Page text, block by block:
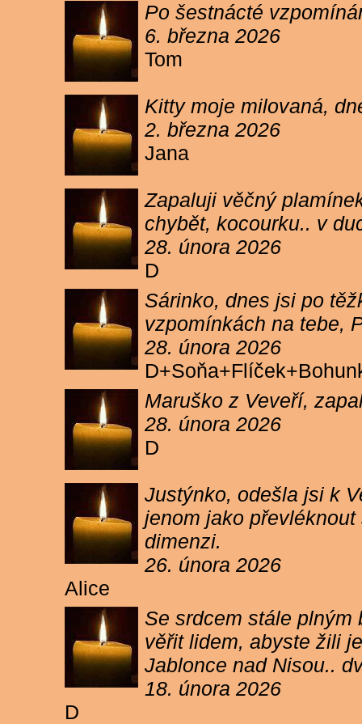
Po šestnácté
6. března 2026
Tom
Kitty moje milovaná,
2. března 2026
Jana
Zapaluji věčný
chybět, kocourku.. v
28. února 2026
D
Sárinko, dnes jsi po
vzpomínkách na tebe,
28. února 2026
Maruško z Veveří,
28. února 2026
D
Justýnko, odešla jsi k
jenom jako
dimenzi.
26. února 2026
Alice
Se srdcem stále
věřit lidem, abyste žili
Jablonce nad Nisou..
18. února 2026
D